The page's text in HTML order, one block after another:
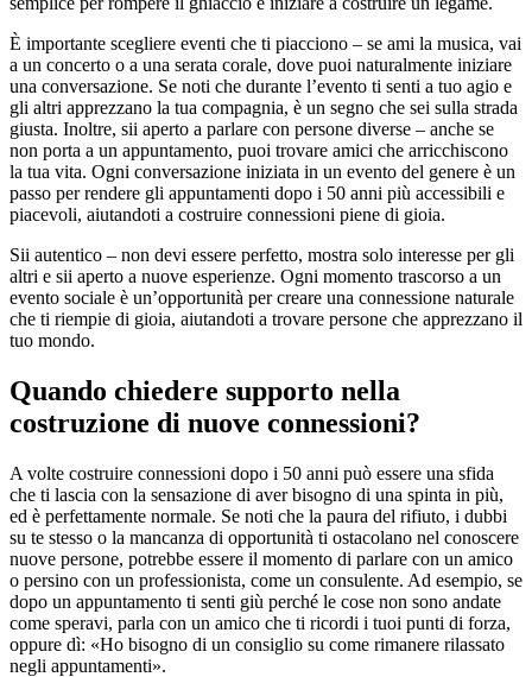
È importante scegliere eventi che ti piacciono – se ami la musica, vai
a un concerto o a una serata corale, dove puoi naturalmente iniziare
una conversazione. Se noti che durante l’evento ti senti a tuo agio e
gli altri apprezzano la tua compagnia, è un segno che sei sulla strada
giusta. Inoltre, sii aperto a parlare con persone diverse – anche se
non porta a un appuntamento, puoi trovare amici che arricchiscono
la tua vita. Ogni conversazione iniziata in un evento del genere è un
passo per rendere gli appuntamenti dopo i 50 anni più accessibili e
piacevoli, aiutandoti a costruire connessioni piene di gioia.
Sii autentico – non devi essere perfetto, mostra solo interesse per gli
altri e sii aperto a nuove esperienze. Ogni momento trascorso a un
evento sociale è un’opportunità per creare una connessione naturale
che ti riempie di gioia, aiutandoti a trovare persone che apprezzano il
tuo mondo.
Quando chiedere supporto nella
costruzione di nuove connessioni?
A volte costruire connessioni dopo i 50 anni può essere una sfida
che ti lascia con la sensazione di aver bisogno di una spinta in più,
ed è perfettamente normale. Se noti che la paura del rifiuto, i dubbi
su te stesso o la mancanza di opportunità ti ostacolano nel conoscere
nuove persone, potrebbe essere il momento di parlare con un amico
o persino con un professionista, come un consulente. Ad esempio, se
dopo un appuntamento ti senti giù perché le cose non sono andate
come speravi, parla con un amico che ti ricordi i tuoi punti di forza,
oppure dì: «Ho bisogno di un consiglio su come rimanere rilassato
negli appuntamenti».